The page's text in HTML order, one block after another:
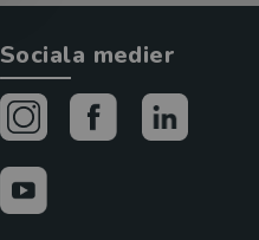
Sociala medier